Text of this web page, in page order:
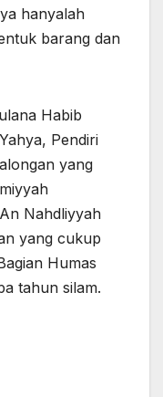
hanyalah
barang dan
Habib
Pendiri
yang
Nahdliyyah
yang cukup
Humas
tahun silam.